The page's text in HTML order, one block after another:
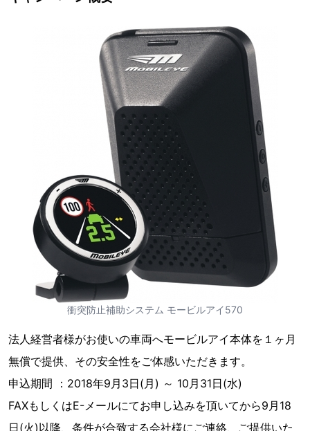
衝突防止補助システム モービルアイ570
法人経営者様がお使いの車両へモービルアイ本体を１ヶ月
無償で提供、その安全性をご体感いただきます。
申込期間 ：2018年9月3日(月) ～ 10月31日(水)
FAXもしくはE-メールにてお申し込みを頂いてから9月18
日(火)以降、条件が合致する会社様にご連絡、ご提供いた